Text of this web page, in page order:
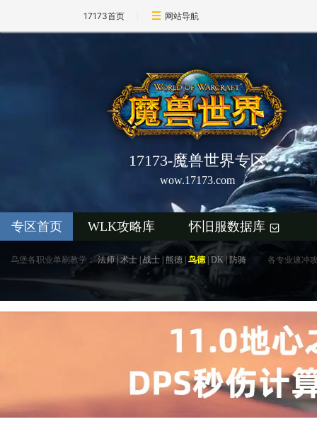
17173首页 网站导航
17173-魔兽世界专区
wow.17173.com
专区首页 WLK攻略库 怀旧服数据库 +
乌堡各职业单刷教学： 法师 术士 |战士 熊德 鸟德| DK|防骑 各专业速冲